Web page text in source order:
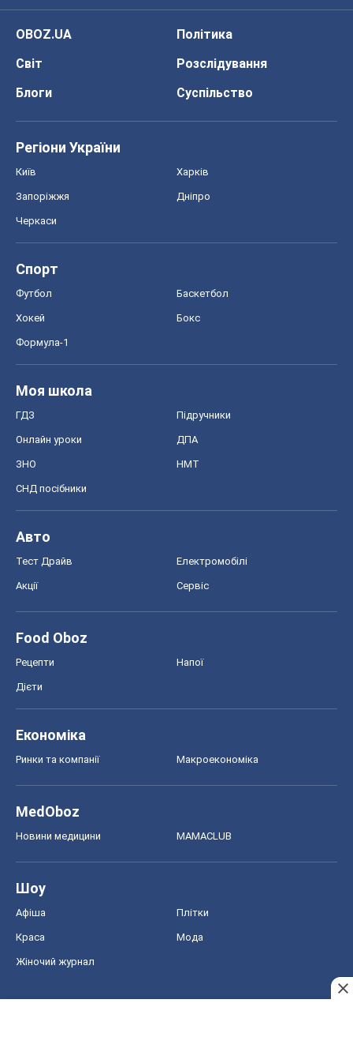
OBOZ.UA
Політика
Світ
Розслідування
Блоги
Суспільство
Регіони України
Київ Харків
Запоріжжя Дніпро
Черкаси
Спорт
Футбол Баскетбол
Хокей Бокс
Формула-1
Моя школа
ГДЗ Підручники
Онлайн уроки ДПА
ЗНО НМТ
СНД посібники
Авто
Тест Драйв Електромобілі
Акції Сервіс
Food Oboz
Рецепти Напої
Дієти
Економіка
Ринки та компанії Макроекономіка
MedOboz
Новини медицини MAMACLUB
Шоу
Афіша Плітки
Краса Мода
Жіночий журнал